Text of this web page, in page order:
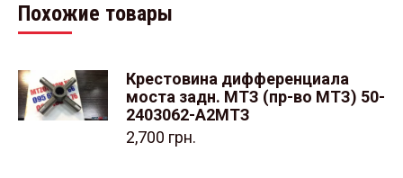
Похожие товары
Крестовина дифференциала
моста задн. МТЗ (пр-во МТЗ) 50-
2403062-А2МТЗ
2,700 грн.